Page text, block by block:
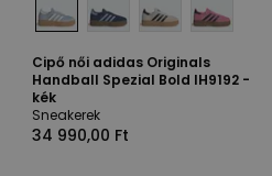
Cipő női adidas Originals
Handball Spezial Bold IH9192 -
kék
Sneakerek
34 990,00 Ft